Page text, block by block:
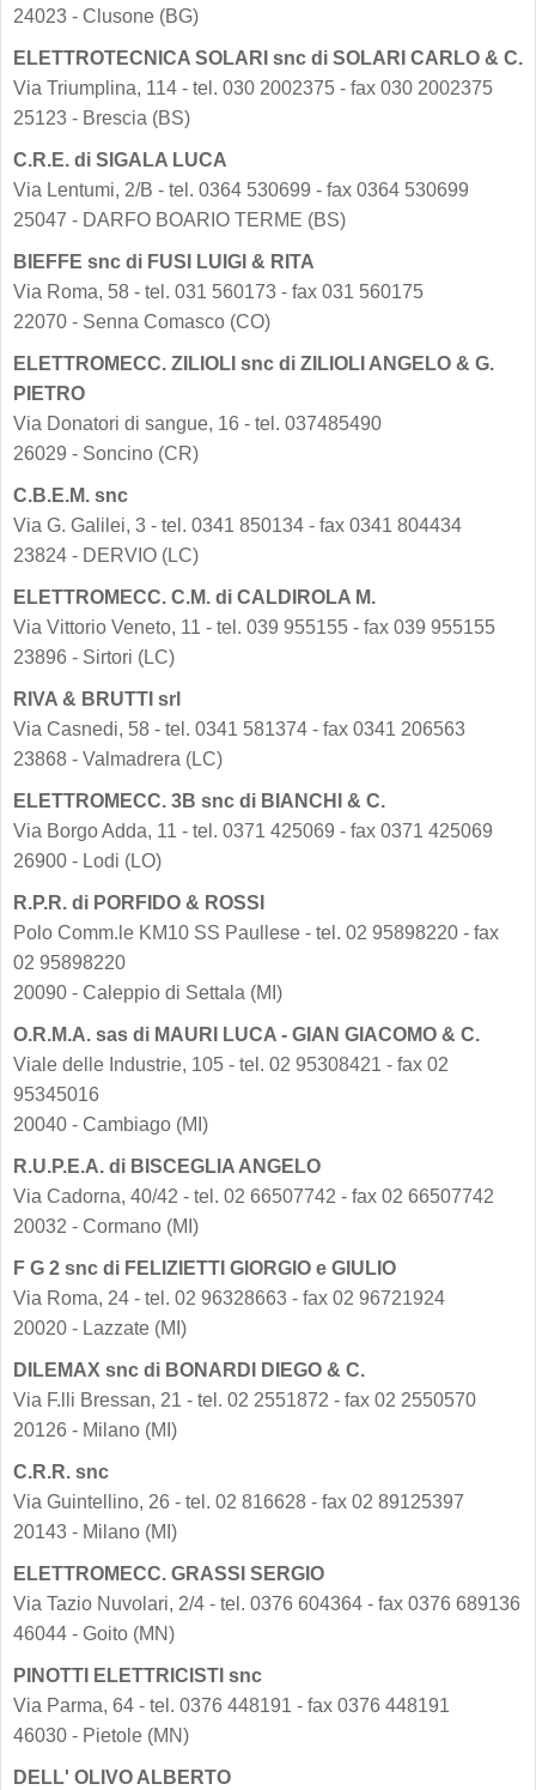
24023 - Clusone (BG)
ELETTROTECNICA SOLARI snc di SOLARI CARLO & C.
Via Triumplina, 114 - tel. 030 2002375 - fax 030 2002375
25123 - Brescia (BS)
C.R.E. di SIGALA LUCA
Via Lentumi, 2/B - tel. 0364 530699 - fax 0364 530699
25047 - DARFO BOARIO TERME (BS)
BIEFFE snc di FUSI LUIGI & RITA
Via Roma, 58 - tel. 031 560173 - fax 031 560175
22070 - Senna Comasco (CO)
ELETTROMECC. ZILIOLI snc di ZILIOLI ANGELO & G.
PIETRO
Via Donatori di sangue, 16 - tel. 037485490
26029 - Soncino (CR)
C.B.E.M. snc
Via G. Galilei, 3 - tel. 0341 850134 - fax 0341 804434
23824 - DERVIO (LC)
ELETTROMECC. C.M. di CALDIROLA M.
Via Vittorio Veneto, 11 - tel. 039 955155 - fax 039 955155
23896 - Sirtori (LC)
RIVA & BRUTTI srl
Via Casnedi, 58 - tel. 0341 581374 - fax 0341 206563
23868 - Valmadrera (LC)
ELETTROMECC. 3B snc di BIANCHI & C.
Via Borgo Adda, 11 - tel. 0371 425069 - fax 0371 425069
26900 - Lodi (LO)
R.P.R. di PORFIDO & ROSSI
Polo Comm.le KM10 SS Paullese - tel. 02 95898220 - fax
02 95898220
20090 - Caleppio di Settala (MI)
O.R.M.A. sas di MAURI LUCA - GIAN GIACOMO & C.
Viale delle Industrie, 105 - tel. 02 95308421 - fax 02
95345016
20040 - Cambiago (MI)
R.U.P.E.A. di BISCEGLIA ANGELO
Via Cadorna, 40/42 - tel. 02 66507742 - fax 02 66507742
20032 - Cormano (MI)
F G 2 snc di FELIZIETTI GIORGIO e GIULIO
Via Roma, 24 - tel. 02 96328663 - fax 02 96721924
20020 - Lazzate (MI)
DILEMAX snc di BONARDI DIEGO & C.
Via F.lli Bressan, 21 - tel. 02 2551872 - fax 02 2550570
20126 - Milano (MI)
C.R.R. snc
Via Guintellino, 26 - tel. 02 816628 - fax 02 89125397
20143 - Milano (MI)
ELETTROMECC. GRASSI SERGIO
Via Tazio Nuvolari, 2/4 - tel. 0376 604364 - fax 0376 689136
46044 - Goito (MN)
PINOTTI ELETTRICISTI snc
Via Parma, 64 - tel. 0376 448191 - fax 0376 448191
46030 - Pietole (MN)
DELL' OLIVO ALBERTO